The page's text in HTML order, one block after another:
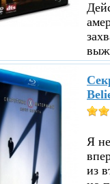
Я
из